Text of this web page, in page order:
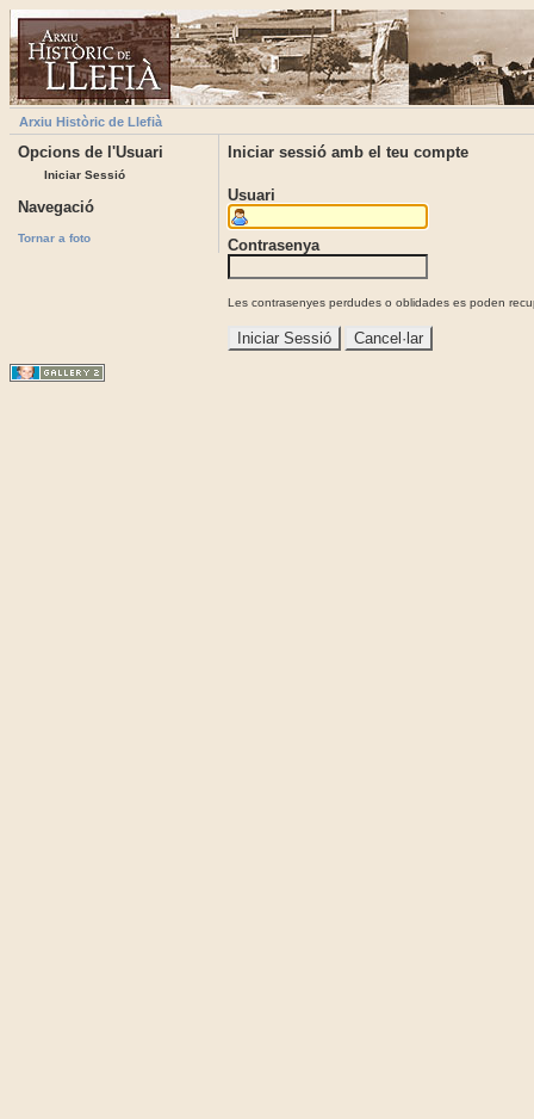
Arxiu Històric de Llefià
Opcions de l'Usuari
Iniciar Sessió
Navegació
Tornar a foto
Iniciar sessió amb el teu compte
Usuari
Contrasenya
Les contrasenyes perdudes o oblidades es poden